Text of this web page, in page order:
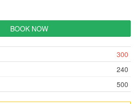
BOOK NOW
300
240
500